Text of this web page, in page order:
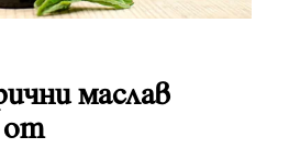
маслав
от